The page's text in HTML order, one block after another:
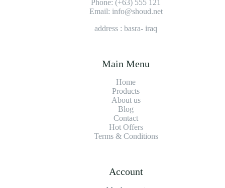
Phone: (+63) 555 121
Email: info@shoud.net
address : basra- iraq
Main Menu
Home
Products
About us
Blog
Contact
Hot Offers
Terms & Conditions
Account